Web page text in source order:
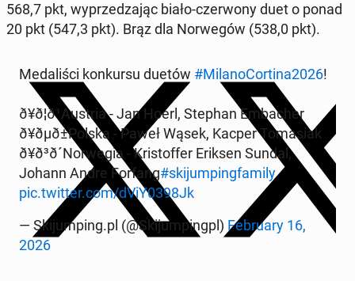
568,7 pkt, wy­prze­dza­jąc biało-czer­wo­ny duet o ponad
20 pkt (547,3 pkt). Brąz dla Nor­we­gów (538,0 pkt).
Me­da­li­ści kon­kur­su duetów #Mi­la­no­Cor­ti­na2026!
ð¥ð¦ð¹Au­stria - Jan Hoerl, Stephan Em­ba­cher
ð¥ðµð±Pol­ska - Paweł Wąsek, Kacper To­ma­siak
ð¥ð³ð´Nor­we­gia - Kri­stof­fer Eriksen Sundal,
Johann Andre Forfang#ski­jum­ping­fa­mi­ly
pic.twitter.com/dViY0398Jk
— Ski­jum­ping.pl (@Ski­jum­pingpl) Fe­bru­ary 16,
2026